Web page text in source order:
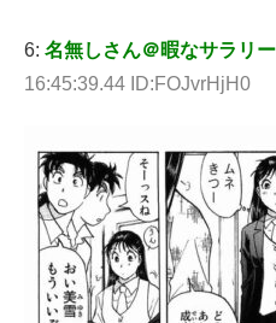
6: 名無しさん＠暇なサラリ
16:45:39.44 ID:FOJvrHjH0